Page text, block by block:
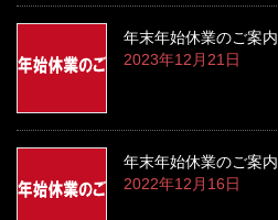
年末年始休業のご案内
2023年12月21日
年末年始休業のご案内
2022年12月16日